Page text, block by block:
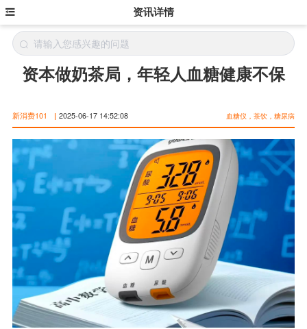
资讯详情
资本做奶茶局，年轻人血糖健康不保
新消费101 | 2025-06-17 14:52:08 血糖仪，茶饮，糖尿病